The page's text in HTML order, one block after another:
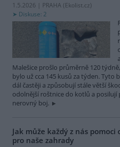
1.5.2026 | PRAHA (Ekolist.cz)
Diskuse: 2
Malešice prošlo průměrně 120
bylo už cca 145 kusů za týden.
dál častěji a způsobují stále větší
odolnější roštnice do kotlů a posilují
nerovný boj.
Jak může každý z nás pomoci
pro naše zahrady